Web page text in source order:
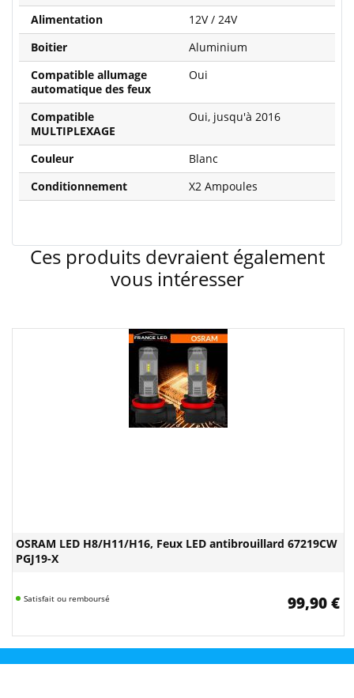
Alimentation
12V / 24V
Boitier
Aluminium
Compatible allumage
automatique des feux
Oui
Compatible
MULTIPLEXAGE
Oui, jusqu'à 2016
Couleur
Blanc
Conditionnement
X2 Ampoules
Ces produits devraient également
vous intéresser
OSRAM LED H8/H11/H16, Feux LED antibrouillard 67219CW
PGJ19-X
Satisfait ou remboursé 99,90 €